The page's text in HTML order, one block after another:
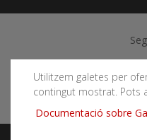
Utilitzem galetes per
contingut mostrat. Pots
Documentació sobre